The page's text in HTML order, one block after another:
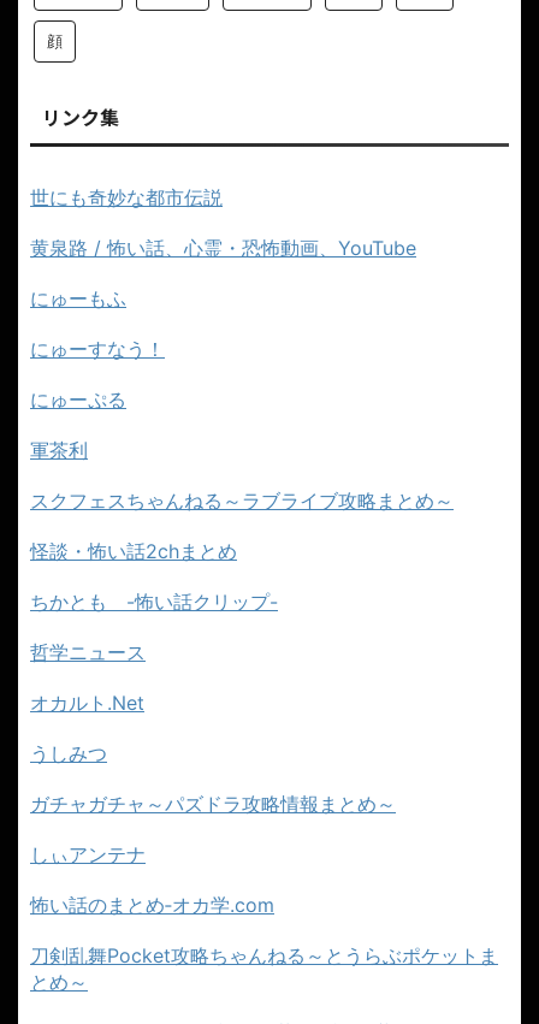
顔
リンク集
世にも奇妙な都市伝説
黄泉路 / 怖い話、心霊・恐怖動画、YouTube
にゅーもふ
にゅーすなう！
にゅーぷる
軍茶利
スクフェスちゃんねる～ラブライブ攻略まとめ～
怪談・怖い話2chまとめ
ちかとも -怖い話クリップ-
哲学ニュース
オカルト.Net
うしみつ
ガチャガチャ～パズドラ攻略情報まとめ～
しぃアンテナ
怖い話のまとめ‐オカ学.com
刀剣乱舞Pocket攻略ちゃんねる～とうらぶポケットま
とめ～